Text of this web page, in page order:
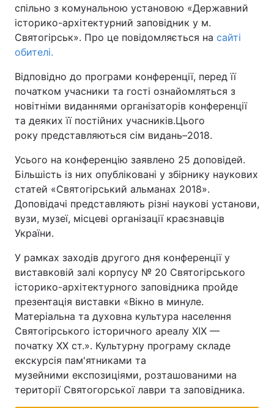
спільно з комунальною установою «Державний
історико-архітектурний заповідник у м.
Святогірськ». Про це повідомляється на сайті
обителі.
Відповідно до програми конференції, перед її
початком учасники та гості ознайомляться з
новітніми виданнями організаторів конференції
та деяких її постійних учасників.Цього
року представляються сім видань–2018.
Усього на конференцію заявлено 25 доповідей.
Більшість із них опубліковані у збірнику наукових
статей «Святогірський альманах 2018».
Доповідачі представляють різні наукові установи,
вузи, музеї, місцеві організації краєзнавців
України.
У рамках заходів другого дня конференції у
виставковій залі корпусу № 20 Святогірського
історико-архітектурного заповідника пройде
презентація виставки «Вікно в минуле.
Матеріальна та духовна культура населення
Святогірського історичного ареалу XIX —
початку XX ст.». Культурну програму складе
екскурсія пам'ятниками та
музейними експозиціями, розташованими на
території Святогорської лаври та заповідника.